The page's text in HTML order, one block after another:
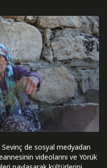
Sevinç de sosyal medyadan
videolarını ve Yörük